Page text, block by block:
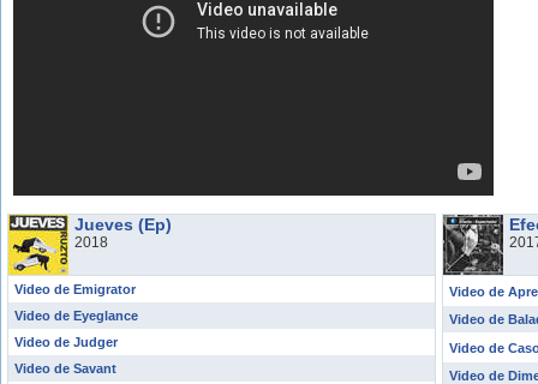
Jueves (Ep)
2018
Video de Emigrator
Video de Eyeglance
Video de Judger
Video de Savant
Video de
Video de
Video de
Video de